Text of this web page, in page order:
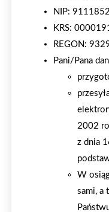
NIP:
KRS:
REGON:
Pani/Pana
2002
z dnia
W
sami, a